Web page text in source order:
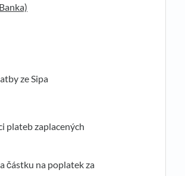
ze Sipa
plateb zaplacených
částku na poplatek za